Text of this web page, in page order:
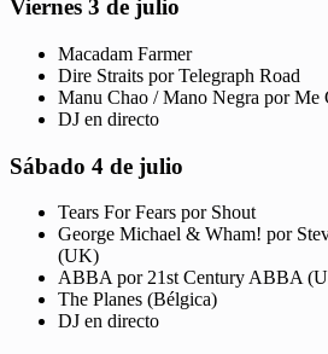
Viernes 3 de julio
Macadam Farmer
Dire Straits por Telegraph Road
Manu Chao / Mano Negra por Me
DJ en directo
Sábado 4 de julio
Tears For Fears por Shout
George Michael & Wham! por
(UK)
ABBA por 21st Century ABBA
The Planes (Bélgica)
DJ en directo